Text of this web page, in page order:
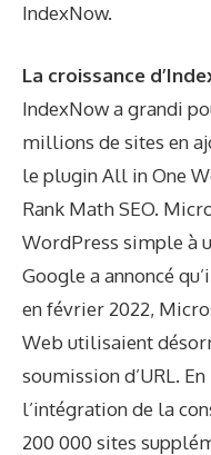
IndexNow.
La croissance
IndexNow a grandi
millions de sites en
le plugin All in One
Rank Math SEO.
WordPress simple à
Google a annoncé
en février 2022,
Web utilisaient
soumission d’URL.
l’intégration de la
200 000 sites